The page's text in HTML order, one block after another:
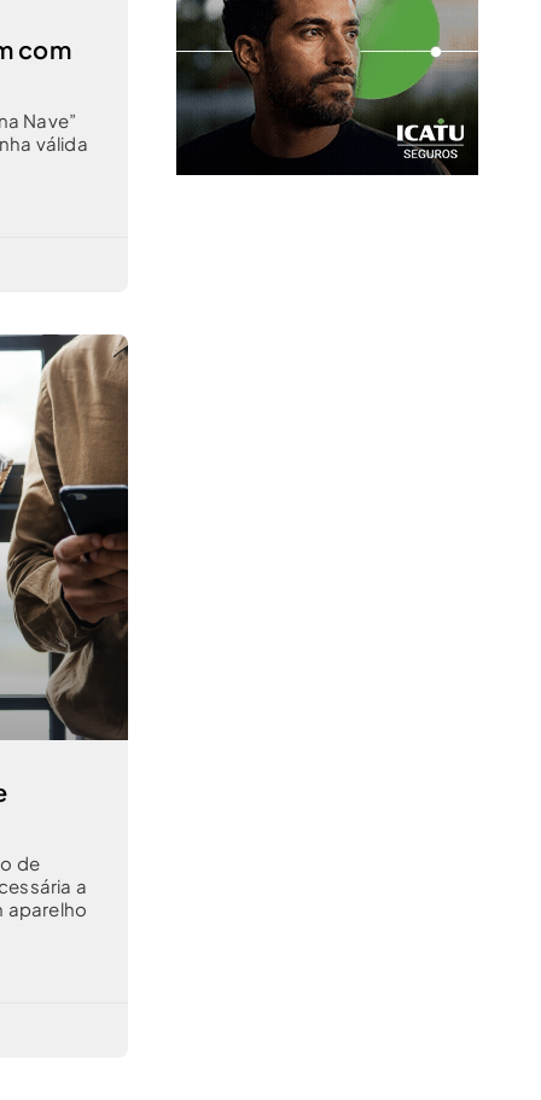
com
Nave”
válida
de
a
aparelho